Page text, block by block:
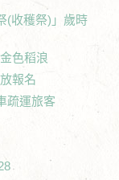
(收穫祭)」歲時
色稻浪
報名
疏運旅客